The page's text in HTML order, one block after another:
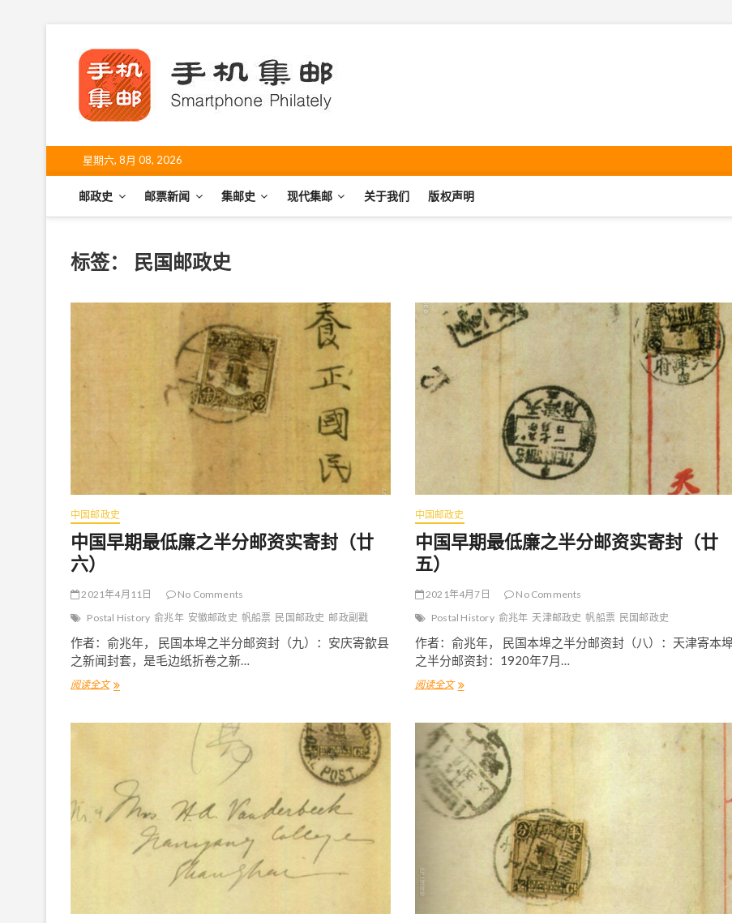
n
星期六, 8月 08, 2026
邮政史 邮票新闻 集邮史 现代集邮 关于我们 版权声明
标签： 民国邮政史
中国邮政史
中国早期最低廉之半分邮资实寄封（廿
六）
2021年4月11日
No Comments
Postal History 俞兆年 安徽邮政史 帆船票 民国邮政史 邮政副戳
作者：俞兆年， 民国本埠之半分邮资封（九）：安庆寄歙县
之新闻封套，是毛边纸折卷之新…
阅读全文中
之
分
廿
中国邮政史
中国早期最低廉之半分邮资实寄封（廿
五）
2021年4月7日
No Comments
Postal History 俞兆年 天津邮政史 帆船票 民国邮政史
作者：俞兆年， 民国本埠之半分邮资封（八）：天津寄本
之半分邮资封：1920年7月…
阅读全文中
期
最
低
廉
之
半
分
廿